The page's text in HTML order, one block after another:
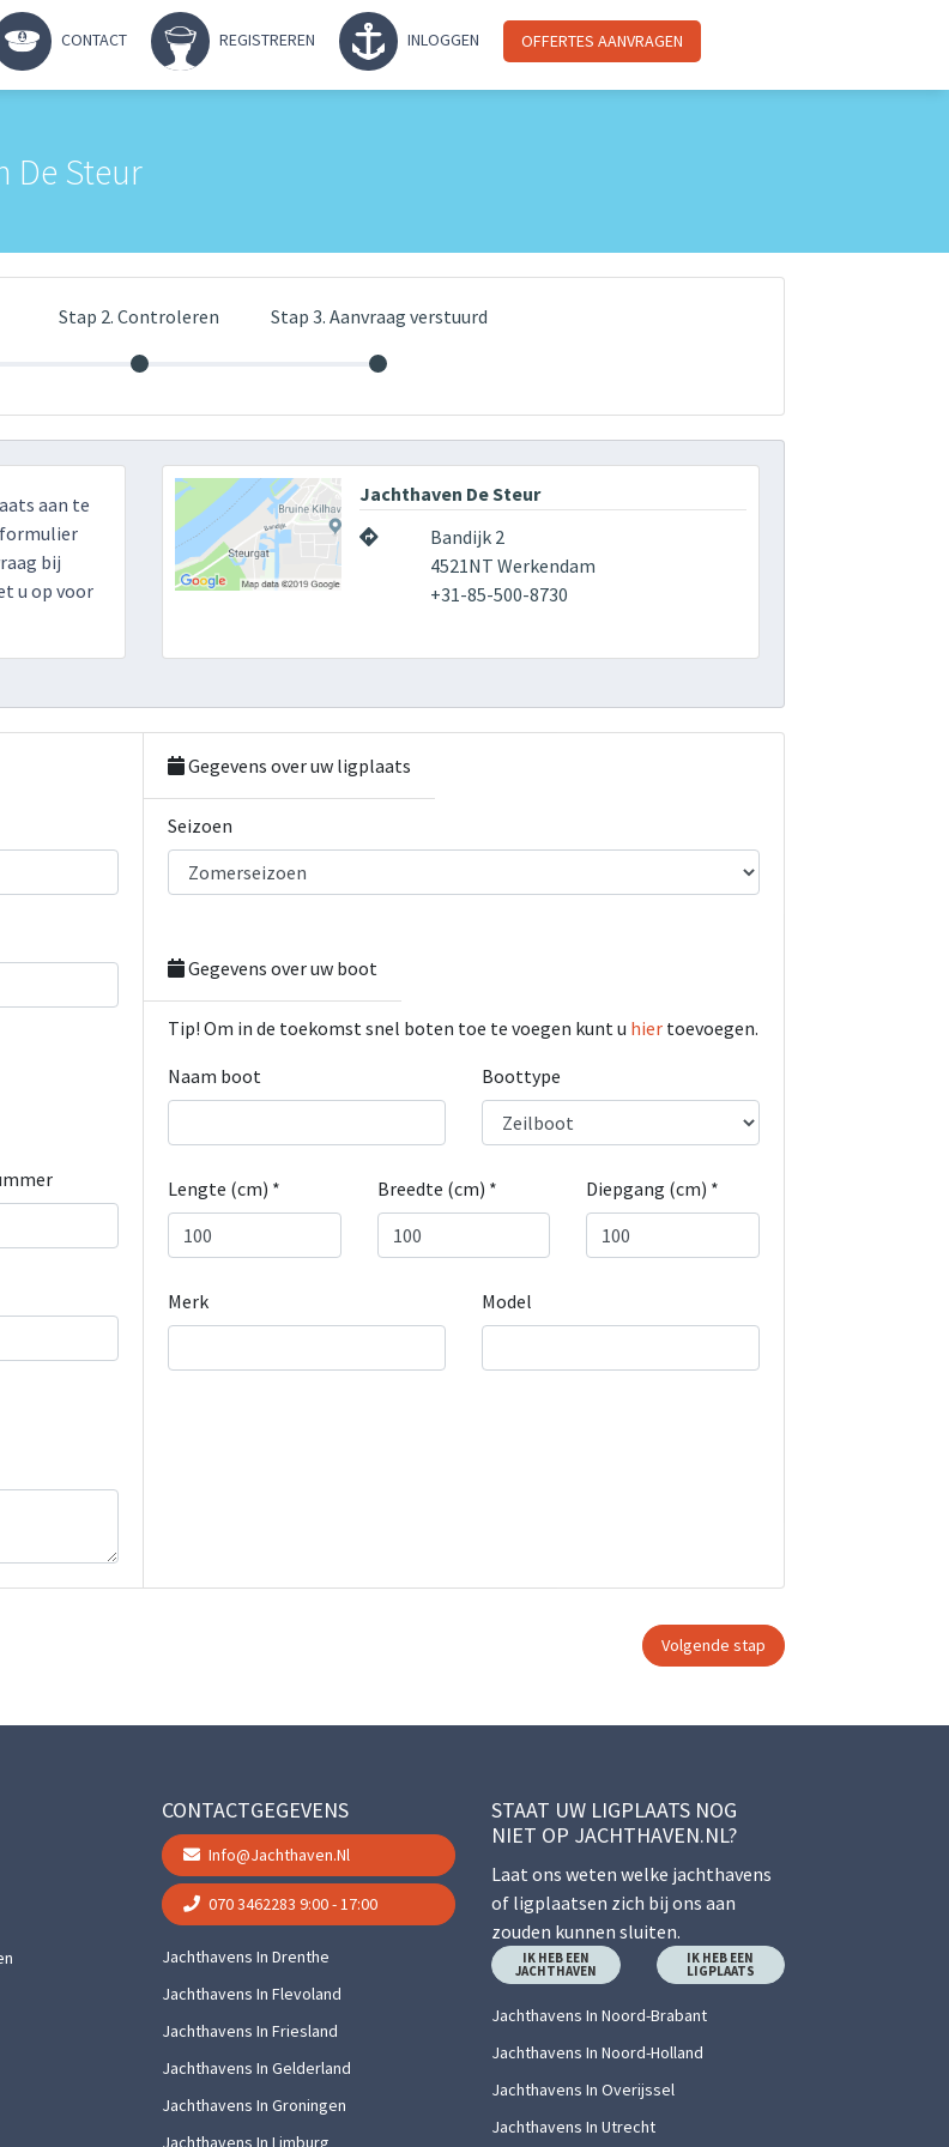
CONTACT REGISTREREN INLOGGEN OFFERTES AANVRAGEN
De Steur
Stap 2. Controleren Stap 3. Aanvraag verstuurd
aan te
formulier
bij
u op voor
Jachthaven De Steur
Bandijk 2
4521NT Werkendam
+31-85-500-8730
Gegevens over uw ligplaats
Seizoen
Gegevens over uw boot
Tip! Om in de toekomst snel boten toe te voegen kunt u hier toevoegen.
Naam boot
Boottype
Lengte (cm) * Breedte (cm) * Diepgang (cm) *
Merk Model
CONTACTGEGEVENS
Info@jachthaven.nl
070 3462283 9:00 - 17:00
Jachthavens In Drenthe
Jachthavens In Flevoland
Jachthavens In Friesland
Jachthavens In Gelderland
Jachthavens In Groningen
Jachthavens In Limburg
STAAT UW LIGPLAATS NOG
NIET OP JACHTHAVEN.NL?
Laat ons weten welke jachthavens
of ligplaatsen zich bij ons aan
zouden kunnen sluiten.
IK HEB EEN
JACHTHAVEN
IK HEB EEN
LIGPLAATS
Jachthavens In Noord-Brabant
Jachthavens In Noord-Holland
Jachthavens In Overijssel
Jachthavens In Utrecht